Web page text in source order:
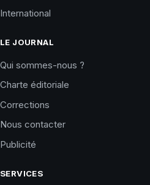
International
LE JOURNAL
Qui sommes-nous ?
Charte éditoriale
Corrections
Nous contacter
Publicité
SERVICES